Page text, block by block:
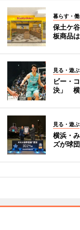
暮らす・働
保土ケ
板商品
見る・遊ぶ
ビー・
決」 横
見る・遊ぶ
横浜・
ズが球